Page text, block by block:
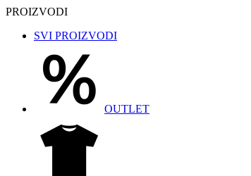
PROIZVODI
SVI PROIZVODI
OUTLET